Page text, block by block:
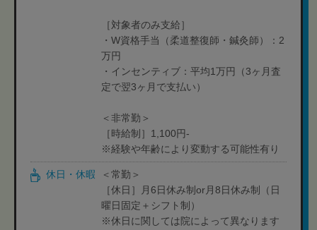
［対象者のみ支給］
・W資格手当（柔道整復師・鍼灸師）：2
万円
・インセンティブ：平均1万円（3ヶ月査
定で翌3ヶ月で支払い）
＜非常勤＞
［時給制］1,100円-
※経験や年齢により変動する可能性有り
休日・休暇
＜常勤＞
［休日］月6日休み制or月8日休み制（日
曜日固定＋シフト制）
※休日に関しては院によって異なります